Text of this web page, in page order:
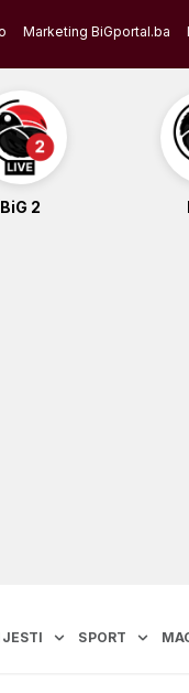
Marketing BiGportal.ba
BiG 2
SPORT